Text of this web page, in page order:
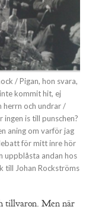
/ Pigan, hon svara,
kommit hit, ej
herrn och undrar /
is till punschen?
aning om varför jag
för mitt inre hör
uppblåsta andan hos
till Johan Rockströms
tillvaron. Men när